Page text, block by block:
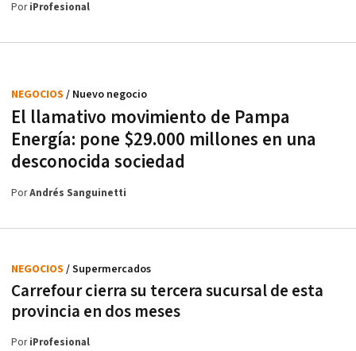
PoriProfesional
El llamativo movimiento de Pampa
Energía: pone $29.000 millones en una
desconocida sociedad
NEGOCIOS / Nuevo negocio
PorAndrés Sanguinetti
Carrefour cierra su tercera sucursal de esta
provincia en dos meses
NEGOCIOS / Supermercados
PoriProfesional